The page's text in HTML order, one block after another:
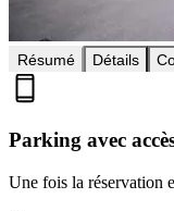
Résumé Détails
Parking avec
Une fois la réservation